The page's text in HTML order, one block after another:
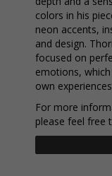
colors in his
neon accents,
and design.
focused on
emotions,
own
For more
please feel free